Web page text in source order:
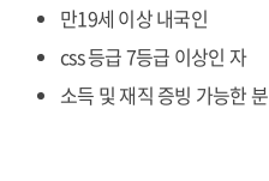
만19세 이상 내국인
css 등급 7등급 이상인 자
소득 및 재직 증빙 가능한 분